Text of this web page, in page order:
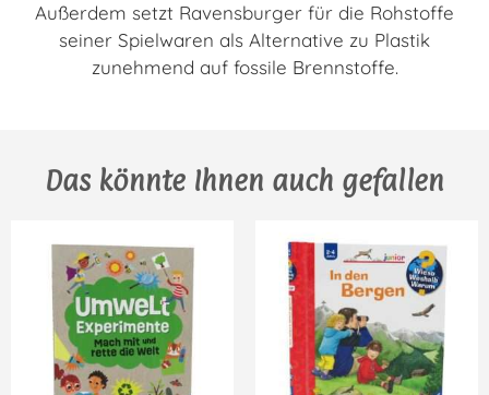
Außerdem setzt Ravensburger für die Rohstoffe
seiner Spielwaren als Alternative zu Plastik
zunehmend auf fossile Brennstoffe.
Das könnte Ihnen auch gefallen